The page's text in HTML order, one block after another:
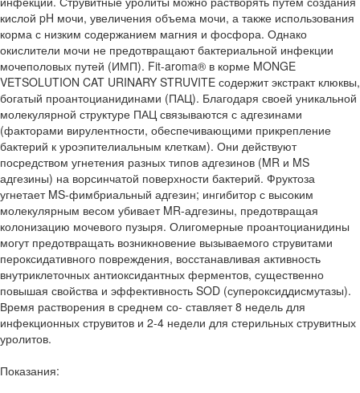
кислой pH мочи, увеличения объема мочи, а также использования
корма с низким содержанием магния и фосфора. Однако
окислители мочи не предотвращают бактериальной инфекции
мочеполовых путей (ИМП). Fit-aroma® в корме MONGE
VETSOLUTION CAT URINARY STRUVITE содержит экстракт клюквы,
богатый проантоцианидинами (ПАЦ). Благодаря своей уникальной
молекулярной структуре ПАЦ связываются с адгезинами
(факторами вирулентности, обеспечивающими прикрепление
бактерий к уроэпителиальным клеткам). Они действуют
посредством угнетения разных типов адгезинов (MR и MS
адгезины) на ворсинчатой поверхности бактерий. Фруктоза
угнетает MS-фимбриальный адгезин; ингибитор с высоким
молекулярным весом убивает MR-адгезины, предотвращая
колонизацию мочевого пузыря. Олигомерные проантоцианидины
могут предотвращать возникновение вызываемого струвитами
пероксидативного повреждения, восстанавливая активность
внутриклеточных антиоксидантных ферментов, существенно
повышая свойства и эффективность SOD (супероксиддисмутазы).
Время растворения в среднем со- ставляет 8 недель для
инфекционных струвитов и 2-4 недели для стерильных струвитных
уролитов.
Показания: